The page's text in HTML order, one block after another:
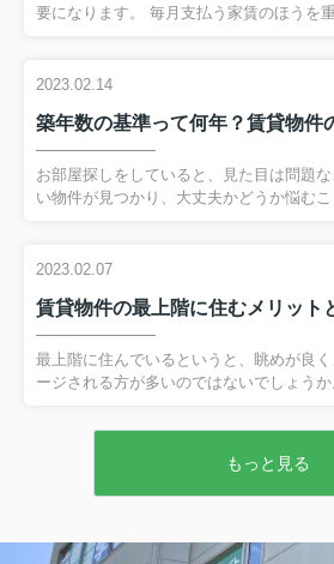
要になります。 毎月支払う家賃のほうを
方に向けて、主な初期費用である敷金・礼
用「敷金」とは？相場はどのくらい？ 敷
る際に貸主へ預けておくお金のことです。
しまったり、退去時に原状回復の必要が
金から充当されます。 そのため家賃を滞
2023.02.14
お部屋探しをしていると、見た目は問題
い物件が見つかり、大丈夫かどうか悩むこ
の築年数基準：築古の場合 一般的に「築
こなわれている物件も多く、見た目には
るものもあります。 また築浅や新築より
り、好立地でも比較的安価な物件に住める
ためコストパフォーマンスを重視される方
2023.02.07
最上階に住んでいるというと、眺めが良
ージされる方が多いのではないでしょうか
あります。 そこで今回は、賃貸物件の最
はこちら賃貸物件の最上階に住むメリッ
のメリットといえば、やはり開放感があ
線も気にせずに済みます。 さらに日当た
もっと見る